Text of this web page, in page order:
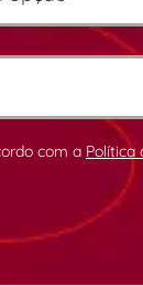
com a Política